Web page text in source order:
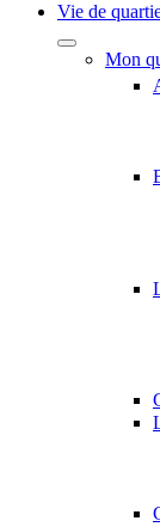
Vie de
Mon